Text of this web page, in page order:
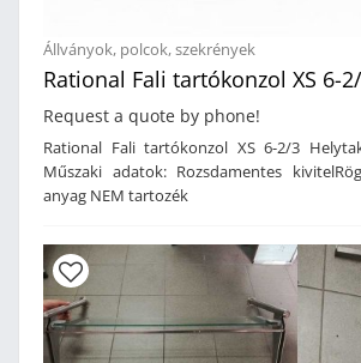
Állványok, polcok, szekrények
Rational Fali tartókonzol XS 6-
Request a quote by phone!
Rational Fali tartókonzol XS 6-2/3
Műszaki adatok: Rozsdamentes
anyag NEM tartozék